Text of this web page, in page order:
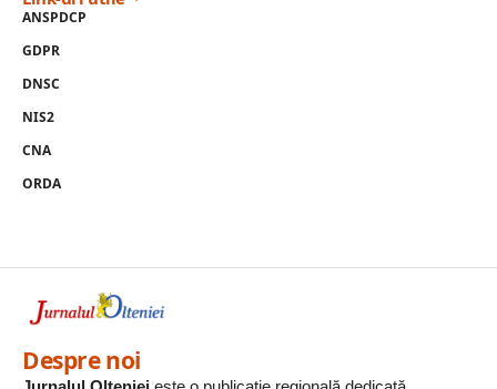
ANSPDCP
GDPR
DNSC
NIS2
CNA
ORDA
Despre noi